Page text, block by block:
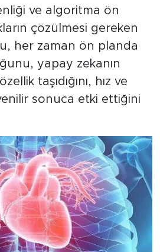
ve algoritma ön
çözülmesi gereken
her zaman ön planda
yapay zekanın
taşıdığını, hız ve
sonuca etki ettiğini